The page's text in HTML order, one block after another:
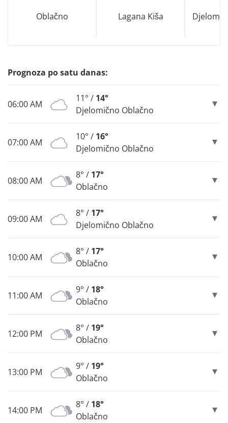
Oblačno Lagana Kiša
Prognoza po satu danas:
06:00 AM
11° / 14°
Djelomično Oblačno
07:00 AM
10° / 16°
Djelomično Oblačno
08:00 AM
8° / 17°
Oblačno
09:00 AM
8° / 17°
Djelomično Oblačno
10:00 AM
8° / 17°
Oblačno
11:00 AM
9° / 18°
Oblačno
12:00 PM
8° / 19°
Oblačno
13:00 PM
9° / 19°
Oblačno
14:00 PM
8° / 18°
Oblačno